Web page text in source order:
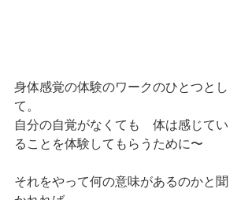
身体感覚の体験のワークのひとつとし
て。
自分の自覚がなくても　体は感じてい
ることを体験してもらうために〜
それをやって何の意味があるのかと聞